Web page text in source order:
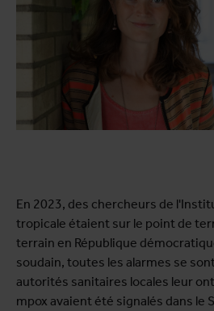
En 2023, des chercheurs de
tropicale étaient sur le point de
terrain en République
soudain, toutes les alarmes se
autorités sanitaires locales leur
mpox avaient été signalés dans le